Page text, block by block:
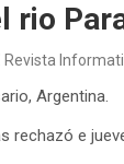
rio
Revista
Argentina.
rechazó e